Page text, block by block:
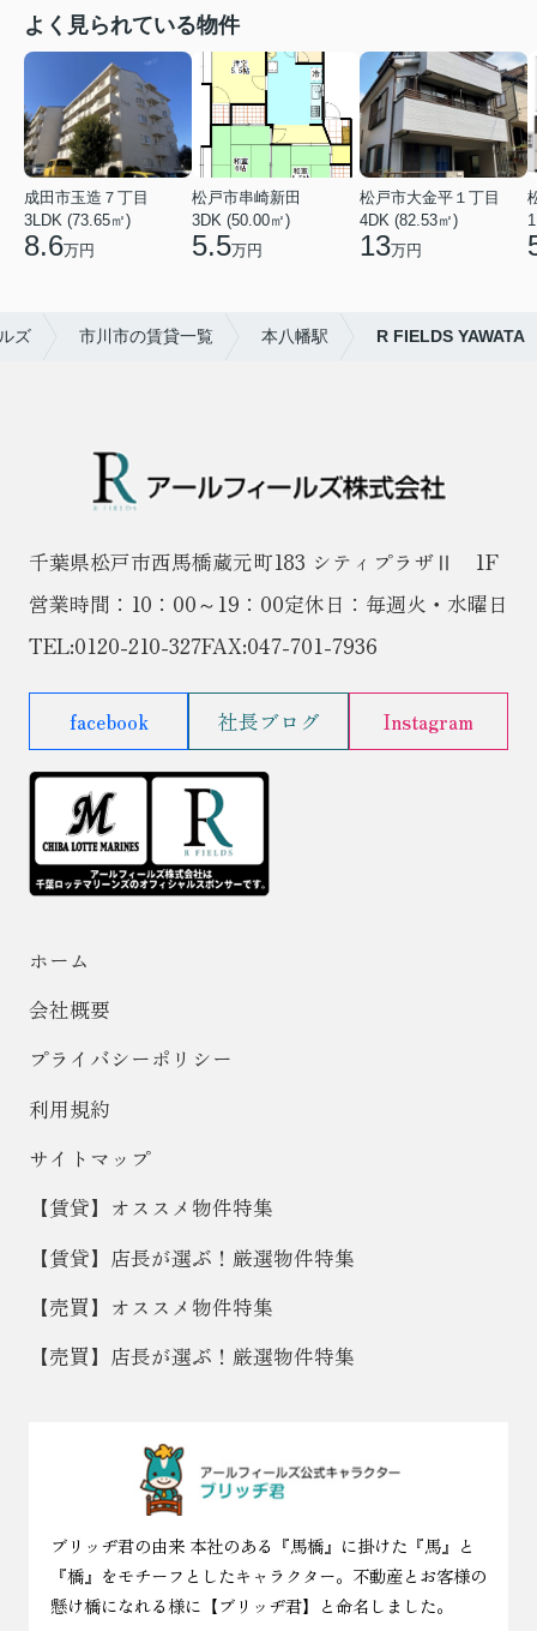
よく見られている物件
成田市玉造７丁目
3LDK (73.65㎡)
8.6万円
松戸市串崎新田
3DK (50.00㎡)
5.5万円
松戸市大金平１丁目
4DK (82.53㎡)
13万円
ズ 市川市の賃貸一覧 本八幡駅 R FIELDS YAWATA
千葉県松戸市西馬橋蔵元町183 シティプラザⅡ 1F
営業時間：10：00～19：00定休日：毎週火・水曜日
TEL:0120-210-327FAX:047-701-7936
facebook 社長ブログ Instagram
ホーム
会社概要
プライバシーポリシー
利用規約
サイトマップ
【賃貸】オススメ物件特集
【賃貸】店長が選ぶ！厳選物件特集
【売買】オススメ物件特集
【売買】店長が選ぶ！厳選物件特集
ブリッヂ君の由来 本社のある『馬橋』に掛けた『馬』と
『橋』をモチーフとしたキャラクター。不動産とお客様の
懸け橋になれる様に【ブリッヂ君】と命名しました。